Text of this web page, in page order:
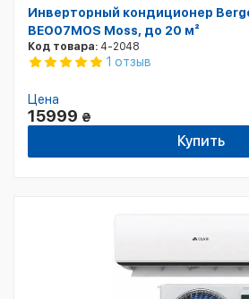
Инверторный кондиционер
BEO07MOS Moss, до 20 м²
Код товара: 4-2048
1 отзыв
Цена
15999 ₴
Купить